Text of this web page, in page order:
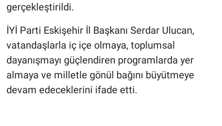
gerçekleştirildi.
İYİ Parti Eskişehir İl Başkanı Serdar Ulucan,
vatandaşlarla iç içe olmaya, toplumsal
dayanışmayı güçlendiren programlarda yer
almaya ve milletle gönül bağını büyütmeye
devam edeceklerini ifade etti.